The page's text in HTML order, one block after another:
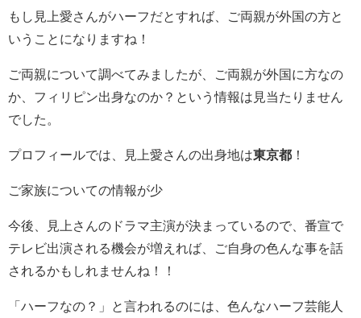
もし見上愛さんがハーフだとすれば、ご両親が外国の方と
いうことになりますね！
ご両親について調べてみましたが、ご両親が外国に方なの
か、フィリピン出身なのか？という情報は見当たりません
でした。
プロフィールでは、見上愛さんの出身地は東京都 ！
ご家族についての情報が少
今後、見上さんのドラマ主演が決まっているので、番宣で
テレビ出演される機会が増えれば、ご自身の色んな事を話
されるかもしれませんね！！
「ハーフなの？」と言われるのには、色んなハーフ芸能人